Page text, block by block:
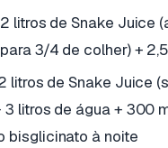
2 litros de Snake Juice
3/4 de colher) +
litros de Snake Juice
3 litros de água + 300
bisglicinato à noite